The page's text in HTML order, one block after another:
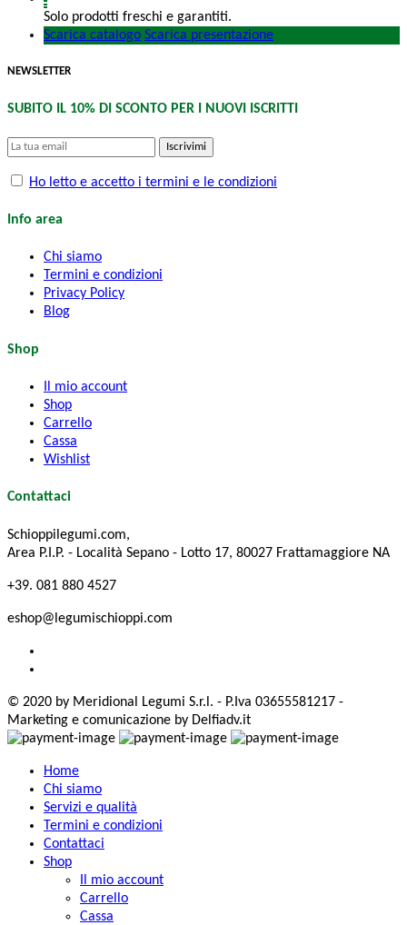
Solo prodotti freschi e garantiti.
Scarica catalogo Scarica presentazione
NEWSLETTER
SUBITO IL 10% DI SCONTO PER I NUOVI ISCRITTI
Iscrivimi
Ho letto e accetto i termini e le condizioni
Info area
Chi siamo
Termini e condizioni
Privacy Policy
Blog
Shop
Il mio account
Shop
Carrello
Cassa
Wishlist
Contattaci
Schioppilegumi.com,
Area P.I.P. - Località Sepano - Lotto 17, 80027 Frattamaggiore NA
+39. 081 880 4527
eshop@legumischioppi.com
© 2020 by Meridional Legumi S.r.l. - P.Iva 03655581217 -
Marketing e comunicazione by Delfiadv.it
Home
Chi siamo
Servizi e qualità
Termini e condizioni
Contattaci
Shop
Il mio account
Carrello
Cassa